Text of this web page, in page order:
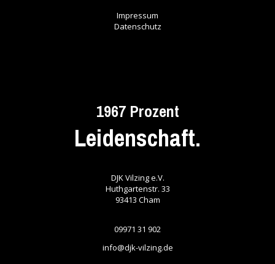
Impressum
Datenschutz
1967 Prozent
Leidenschaft.
DJK Vilzing e.V.
Huthgartenstr. 33
93413 Cham
09971 31 902
info@djk-vilzing.de